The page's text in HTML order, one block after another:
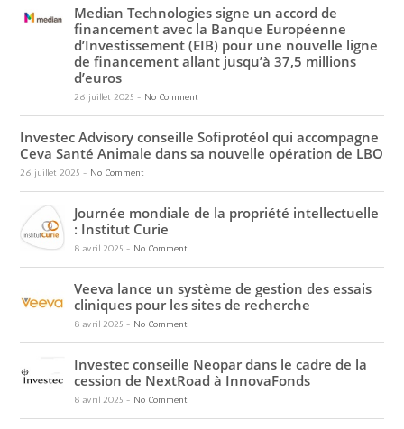
Median Technologies signe un accord de
financement avec la Banque Européenne
d’Investissement (EIB) pour une nouvelle ligne
de financement allant jusqu’à 37,5 millions
d’euros
26 juillet 2025- No Comment
Investec Advisory conseille Sofiprotéol qui accompagne
Ceva Santé Animale dans sa nouvelle opération de LBO
26 juillet 2025- No Comment
Journée mondiale de la propriété intellectuelle
: Institut Curie
8 avril 2025- No Comment
Veeva lance un système de gestion des essais
cliniques pour les sites de recherche
8 avril 2025- No Comment
Investec conseille Neopar dans le cadre de la
cession de NextRoad à InnovaFonds
8 avril 2025- No Comment